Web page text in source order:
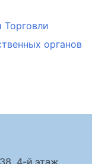
органов
4-й этаж